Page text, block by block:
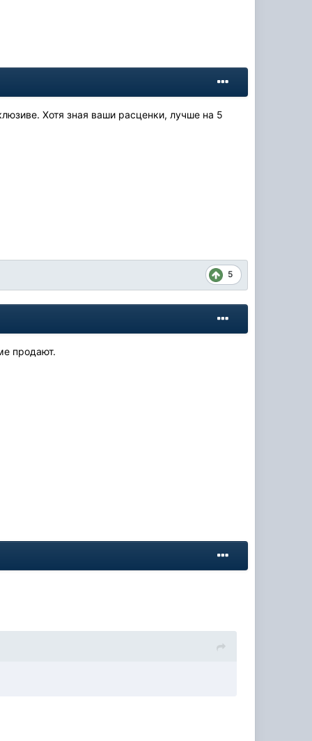
Хотя зная ваши расценки, лучше на 5
5
продают.